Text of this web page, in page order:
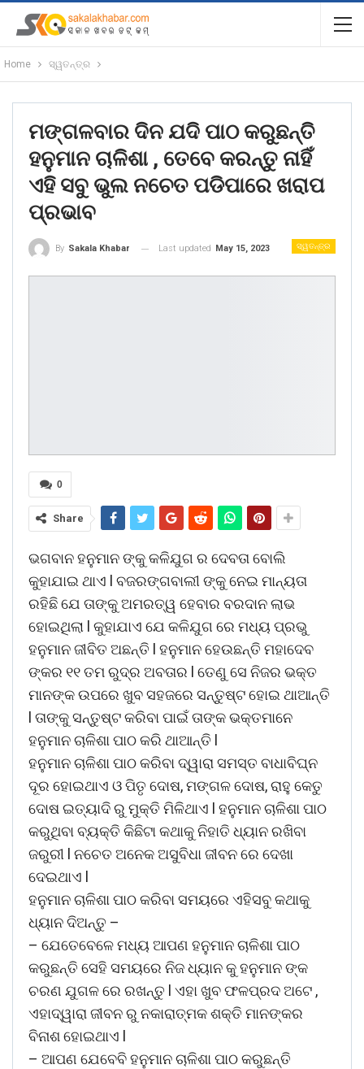
Home ସ୍ୱତନ୍ତ୍ର
ମଙ୍ଗଳବାର ଦିନ ଯଦି ପାଠ କରୁଛନ୍ତି
ହନୁମାନ ଚାଳିଶା , ତେବେ କରନ୍ତୁ ନାହିଁ
ଏହି ସବୁ ଭୁଲ ନଚେତ ପଡିପାରେ ଖରାପ
ପ୍ରଭାବ
ସ୍ୱତନ୍ତ୍ର
By Sakala Khabar Last updated May 15, 2023
0
Share
ଭଗବାନ ହନୁମାନ ଙ୍କୁ କଳିଯୁଗ ର ଦେବତା ବୋଲି
କୁହାଯାଇ ଥାଏ l ବଜରଙ୍ଗବାଲୀ ଙ୍କୁ ନେଇ ମାନ୍ୟତା
ରହିଛି ଯେ ତାଙ୍କୁ ଅମରତ୍ୱ ହେବାର ବରଦାନ ଲାଭ
ହୋଇଥିଲା l କୁହାଯାଏ ଯେ କଳିଯୁଗ ରେ ମଧ୍ୟ ପ୍ରଭୁ
ହନୁମାନ ଜୀବିତ ଅଛନ୍ତି l ହନୁମାନ ହେଉଛନ୍ତି ମହାଦେବ
ଙ୍କର ୧୧ ତମ ରୁଦ୍ର ଅବତାର l ତେଣୁ ସେ ନିଜର ଭକ୍ତ
ମାନଙ୍କ ଉପରେ ଖୁବ ସହଜରେ ସନ୍ତୁଷ୍ଟ ହୋଇ ଥାଆନ୍ତି
l ତାଙ୍କୁ ସନ୍ତୁଷ୍ଟ କରିବା ପାଇଁ ତାଙ୍କ ଭକ୍ତମାନେ
ହନୁମାନ ଚାଳିଶା ପାଠ କରି ଥାଆନ୍ତି l
ହନୁମାନ ଚାଳିଶା ପାଠ କରିବା ଦ୍ୱାରା ସମସ୍ତ ବାଧାବିଘ୍ନ
ଦୂର ହୋଇଥାଏ ଓ ପିତୃ ଦୋଷ, ମଙ୍ଗଳ ଦୋଷ, ରାହୁ କେତୁ
ଦୋଷ ଇତ୍ୟାଦି ରୁ ମୁକ୍ତି ମିଳିଥାଏ l ହନୁମାନ ଚାଳିଶା ପାଠ
କରୁଥିବା ବ୍ୟକ୍ତି କିଛିଟା କଥାକୁ ନିହାତି ଧ୍ୟାନ ରଖିବା
ଜରୁରୀ l ନଚେତ ଅନେକ ଅସୁବିଧା ଜୀବନ ରେ ଦେଖା
ଦେଇଥାଏ l
ହନୁମାନ ଚାଳିଶା ପାଠ କରିବା ସମୟରେ ଏହିସବୁ କଥାକୁ
ଧ୍ୟାନ ଦିଅନ୍ତୁ –
– ଯେତେବେଳେ ମଧ୍ୟ ଆପଣ ହନୁମାନ ଚାଳିଶା ପାଠ
କରୁଛନ୍ତି ସେହି ସମୟରେ ନିଜ ଧ୍ୟାନ କୁ ହନୁମାନ ଙ୍କ
ଚରଣ ଯୁଗଳ ରେ ରଖନ୍ତୁ l ଏହା ଖୁବ ଫଳପ୍ରଦ ଅଟେ ,
ଏହାଦ୍ୱାରା ଜୀବନ ରୁ ନକାରାତ୍ମକ ଶକ୍ତି ମାନଙ୍କର
ବିନାଶ ହୋଇଥାଏ l
– ଆପଣ ଯେବେବି ହନୁମାନ ଚାଳିଶା ପାଠ କରୁଛନ୍ତି